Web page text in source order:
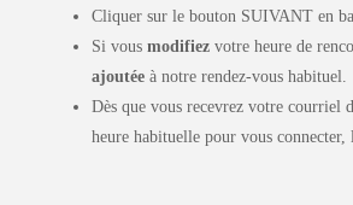
Cliquer sur le bouton SUIVANT en
Si vousmodifiez votre heure de
ajoutée à notre rendez-vous habituel.
Dès que vous recevrez votre courriel
heure habituelle pour vous